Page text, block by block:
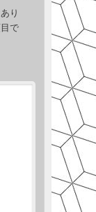
り
で